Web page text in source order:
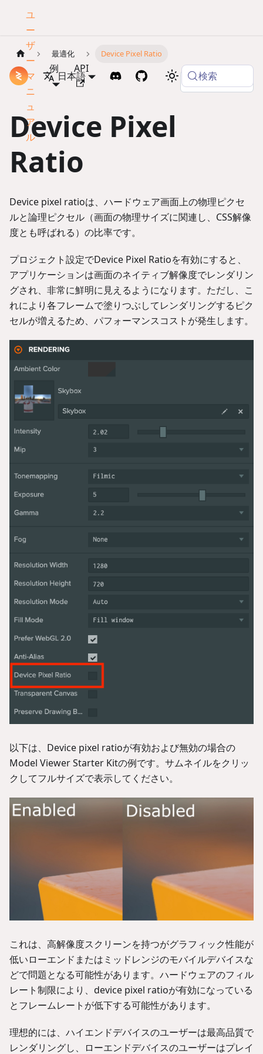
ドキュメント
ユ
ー
ザ
ー
マ
ニ
ュ
ア
ル
例 API
日本語 検索
最適化 Device Pixel Ratio
Copy page
Device Pixel
Ratio
Device pixel ratioは、ハードウェア画面上の物理ピクセ
ルと論理ピクセル（画面の物理サイズに関連し、CSS解像
度とも呼ばれる）の比率です。
プロジェクト設定でDevice Pixel Ratioを有効にすると、
アプリケーションは画面のネイティブ解像度でレンダリン
グされ、非常に鮮明に見えるようになります。ただし、こ
れにより各フレームで塗りつぶしてレンダリングするピク
セルが増えるため、パフォーマンスコストが発生します。
以下は、Device pixel ratioが有効および無効の場合の
Model Viewer Starter Kitの例です。サムネイルをクリッ
クしてフルサイズで表示してください。
これは、高解像度スクリーンを持つがグラフィック性能が
低いローエンドまたはミッドレンジのモバイルデバイスな
どで問題となる可能性があります。ハードウェアのフィル
レート制限により、device pixel ratioが有効になっている
とフレームレートが低下する可能性があります。
理想的には、ハイエンドデバイスのユーザーは最高品質で
レンダリングし、ローエンドデバイスのユーザーはプレイ